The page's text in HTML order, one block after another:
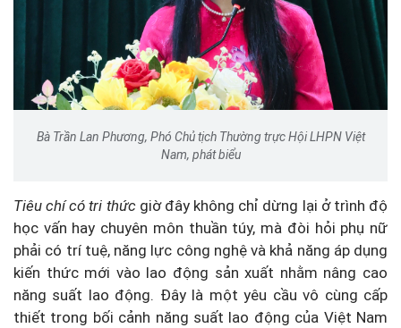
Bà Trần Lan Phương, Phó Chủ tịch Thường trực Hội LHPN Việt
Nam, phát biểu
Tiêu chí có tri thức giờ đây không chỉ dừng lại ở trình độ
học vấn hay chuyên môn thuần túy, mà đòi hỏi phụ nữ
phải có trí tuệ, năng lực công nghệ và khả năng áp dụng
kiến thức mới vào lao động sản xuất nhằm nâng cao
năng suất lao động. Đây là một yêu cầu vô cùng cấp
thiết trong bối cảnh năng suất lao động của Việt Nam